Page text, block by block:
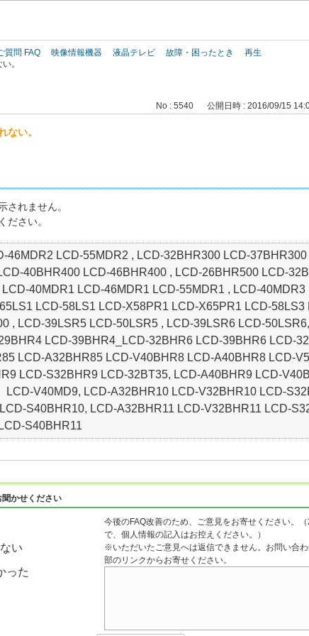
質問 FAQ 映像情報機器 液晶テレビ 故障・困ったとき
再生
。
No : 5540 公開日時 : 2016/09/15
ない。
されません。
ださい。
46MDR2 LCD-55MDR2 , LCD-32BHR300 LCD-
40BHR400 LCD-46BHR400 , LCD-26BHR500 LCD-
40MDR1 LCD-46MDR1 LCD-55MDR1 , LCD-
LCD-58LS1 LCD-X58PR1 LCD-X65PR1 LCD-58LS3
, LCD-39LSR5 LCD-50LSR5 , LCD-39LSR6 LCD-
LCD-39BHR4_LCD-32BHR6 LCD-39BHR6 LCD-
LCD-A32BHR85 LCD-V40BHR8 LCD-A40BHR8 LCD-
LCD-S32BHR9 LCD-32BT35, LCD-A40BHR9 LCD-
V40MD9, LCD-A32BHR10 LCD-V32BHR10 LCD-
S40BHR10, LCD-A32BHR11 LCD-V32BHR11 LCD-
S40BHR11
かせください
い
った
今後のFAQ改善のため、ご意見をお寄せください。
で、個人情報の記入はお控えください。）
※いただいたご意見へは返信できません。お問い合
部のリンクからお寄せください。